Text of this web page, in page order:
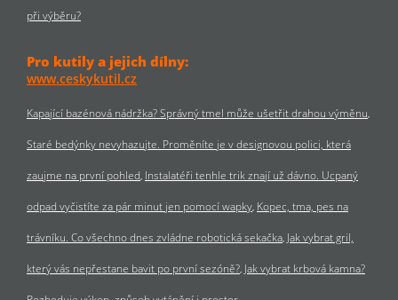
při výběru?
Pro kutily a jejich dílny:
www.ceskykutil.cz
Kapající bazénová nádržka? Správný tmel může ušetřit drahou výměnu
Staré bedýnky nevyhazujte. Proměníte je v designovou polici, která
zaujme na první pohled Instalatéři tenhle trik znají už dávno. Ucpaný
odpad vyčistíte za pár minut jen pomocí wapky Kopec, tma, pes na
trávníku. Co všechno dnes zvládne robotická sekačka Jak vybrat gril,
který vás nepřestane bavit po první sezóně? Jak vybrat krbová kamna?